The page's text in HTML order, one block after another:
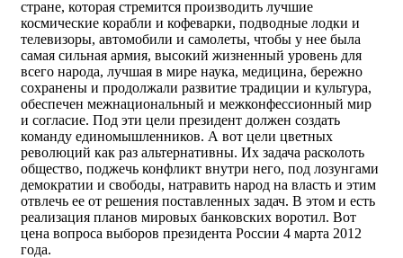
стране, которая стремится производить лучшие
космические корабли и кофеварки, подводные лодки и
телевизоры, автомобили и самолеты, чтобы у нее была
самая сильная армия, высокий жизненный уровень для
всего народа, лучшая в мире наука, медицина, бережно
сохранены и продолжали развитие традиции и культура,
обеспечен межнациональный и межконфессионный мир
и согласие. Под эти цели президент должен создать
команду единомышленников. А вот цели цветных
революций как раз альтернативны. Их задача расколоть
общество, поджечь конфликт внутри него, под лозунгами
демократии и свободы, натравить народ на власть и этим
отвлечь ее от решения поставленных задач. В этом и есть
реализация планов мировых банковских воротил. Вот
цена вопроса выборов президента России 4 марта 2012
года.